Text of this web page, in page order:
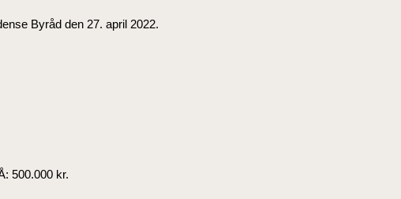
Byråd den 27. april 2022.
500.000 kr.